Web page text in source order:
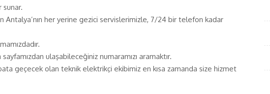
Antalya’nın her yerine gezici servislerimizle, 7/24 bir telefon kadar
ulaşabileceğiniz numaramızı aramaktır.
geçecek olan teknik elektrikçi ekibimiz en kısa zamanda size hizmet